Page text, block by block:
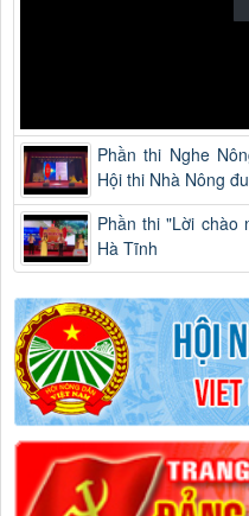
Phần thi Nghe
Hội thi Nhà Nông
Phần thi "Lời chào
Hà Tĩnh